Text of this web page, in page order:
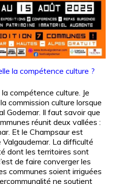
la compétence culture ?
compétence culture. Je
commission culture lorsque
Godemar. Il faut savoir que
réunit deux vallées :
Et le Champsaur est
La difficulté
dont les territoires sont
de faire converger les
communes soient irriguées
ne soutient